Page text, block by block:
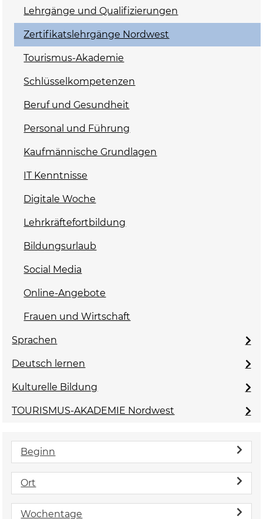
Lehrgänge und Qualifizierungen
Zertifikatslehrgänge Nordwest
Tourismus-Akademie
Schlüsselkompetenzen
Beruf und Gesundheit
Personal und Führung
Kaufmännische Grundlagen
IT Kenntnisse
Digitale Woche
Lehrkräftefortbildung
Bildungsurlaub
Social Media
Online-Angebote
Frauen und Wirtschaft
Sprachen
Deutsch lernen
Kulturelle Bildung
TOURISMUS-AKADEMIE Nordwest
Beginn
Ort
Wochentage